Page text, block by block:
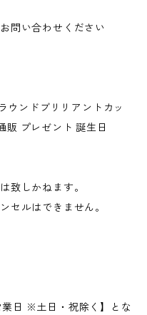
問い合わせください
ウンドブリリアントカッ
販 プレゼント 誕生日
致しかねます。
セルはできません。
日 ※土日・祝除く】とな